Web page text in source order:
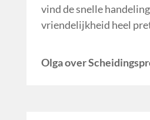
vind de snelle
vriendelijkheid heel
Olga over